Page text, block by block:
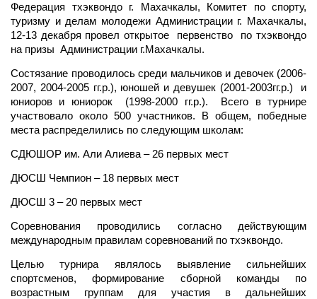
Федерация тхэквондо г. Махачкалы, Комитет по спорту,
туризму и делам молодежи Администрации г. Махачкалы,
12-13 декабря провел открытое первенство по тхэквондо
на призы Администрации г.Махачкалы.
Состязание проводилось среди мальчиков и девочек (2006-
2007, 2004-2005 гг.р.), юношей и девушек (2001-2003гг.р.) и
юниоров и юниорок (1998-2000 гг.р.). Всего в турнире
участвовало около 500 участников. В общем, победные
места распределились по следующим школам:
СДЮШОР им. Али Алиева – 26 первых мест
ДЮСШ Чемпион – 18 первых мест
ДЮСШ 3 – 20 первых мест
Соревнования проводились согласно действующим
международным правилам соревнований по тхэквондо.
Целью турнира являлось выявление сильнейших
спортсменов, формирование сборной команды по
возрастным группам для участия в дальнейших